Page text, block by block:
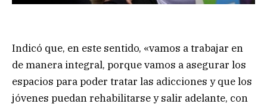
Indicó que, en este sentido, «vamos a trabajar en
de manera integral, porque vamos a asegurar los
espacios para poder tratar las adicciones y que los
jóvenes puedan rehabilitarse y salir adelante, con